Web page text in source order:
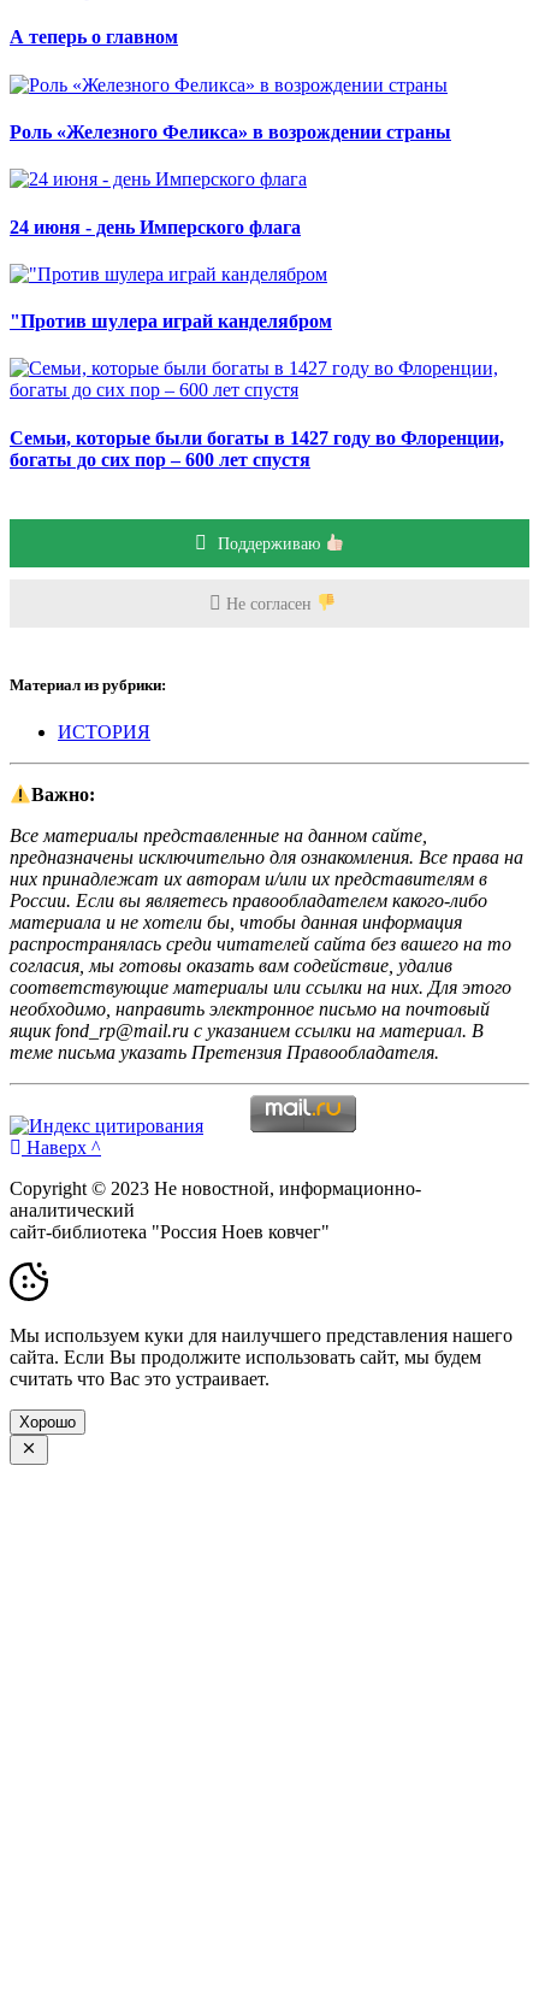
А теперь о главном
Роль «Железного Феликса» в возрождении страны
24 июня - день Имперского флага
"Против шулера играй канделябром
Семьи, которые были богаты в 1427 году во Флоренции,
богаты до сих пор – 600 лет спустя
Поддерживаю
Не согласен
Материал из рубрики:
ИСТОРИЯ
Важно:
Все материалы представленные на данном сайте,
предназначены исключительно для ознакомления. Все права на
них принадлежат их авторам и/или их представителям в
России. Если вы являетесь правообладателем какого-либо
материала и не хотели бы, чтобы данная информация
распространялась среди читателей сайта без вашего на то
согласия, мы готовы оказать вам содействие, удалив
соответствующие материалы или ссылки на них. Для этого
необходимо, направить электронное письмо на почтовый
ящик fond_rp@mail.ru с указанием ссылки на материал. В
теме письма указать Претензия Правообладателя.
Наверх ^
Copyright © 2023 Не новостной, информационно-
аналитический
сайт-библиотека "Россия Ноев ковчег"
Мы используем куки для наилучшего представления нашего
сайта. Если Вы продолжите использовать сайт, мы будем
считать что Вас это устраивает.
Хорошо